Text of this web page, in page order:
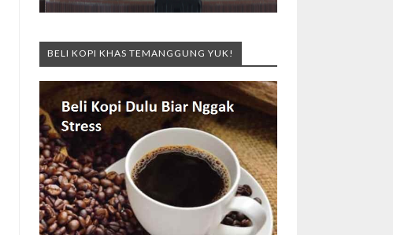
BELI KOPI KHAS TEMANGGUNG YUK!